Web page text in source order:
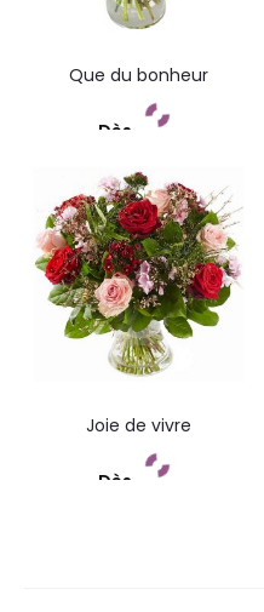
Que du bonheur
Dès
Commandez
Joie de vivre
Dès